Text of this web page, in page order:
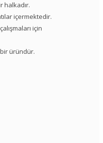
halkadır.
içermektedir.
için
üründür.